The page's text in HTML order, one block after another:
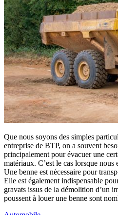
Que nous soyons des simples
entreprise de BTP, on a souvent
principalement pour évacuer une
matériaux. C’est le cas lorsque nous
Une benne est nécessaire pour
Elle est également indispensable
gravats issus de la démolition d’un
poussent à louer une benne sont